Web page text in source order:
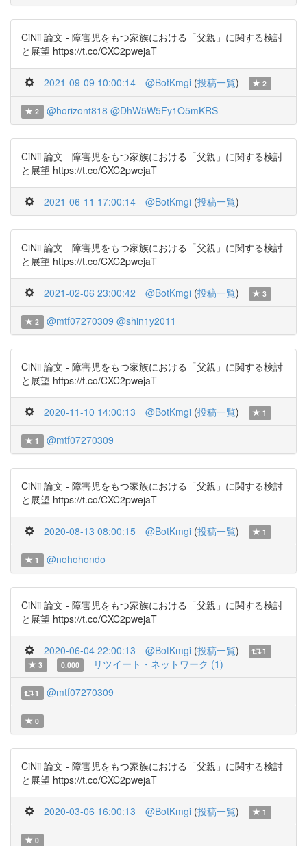
CiNii 論文 - 障害児をもつ家族における「父親」に関する検討
と展望 https://t.co/CXC2pwejaT
2021-09-09 10:00:14 @BotKmgi (投稿一覧) 2
2 @horizont818 @DhW5W5Fy1O5mKRS
CiNii 論文 - 障害児をもつ家族における「父親」に関する検討
と展望 https://t.co/CXC2pwejaT
2021-06-11 17:00:14 @BotKmgi (投稿一覧)
CiNii 論文 - 障害児をもつ家族における「父親」に関する検討
と展望 https://t.co/CXC2pwejaT
2021-02-06 23:00:42 @BotKmgi (投稿一覧) 3
2 @mtf07270309 @shin1y2011
CiNii 論文 - 障害児をもつ家族における「父親」に関する検討
と展望 https://t.co/CXC2pwejaT
2020-11-10 14:00:13 @BotKmgi (投稿一覧) 1
1 @mtf07270309
CiNii 論文 - 障害児をもつ家族における「父親」に関する検討
と展望 https://t.co/CXC2pwejaT
2020-08-13 08:00:15 @BotKmgi (投稿一覧) 1
1 @nohohondo
CiNii 論文 - 障害児をもつ家族における「父親」に関する検討
と展望 https://t.co/CXC2pwejaT
2020-06-04 22:00:13 @BotKmgi (投稿一覧)
1
3
0.000 リツイート・ネットワーク (1)
1 @mtf07270309
0
CiNii 論文 - 障害児をもつ家族における「父親」に関する検討
と展望 https://t.co/CXC2pwejaT
2020-03-06 16:00:13 @BotKmgi (投稿一覧) 1
0